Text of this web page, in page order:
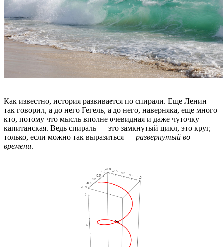
Как известно, история развивается по спирали. Еще Ленин
так говорил, а до него Гегель, а до него, наверняка, еще много
кто, потому что мысль вполне очевидная и даже чуточку
капитанская. Ведь спираль — это замкнутый цикл, это круг,
только, если можно так выразиться — развернутый во
времени.